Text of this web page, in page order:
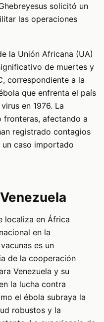
solicitó un
las operaciones
la Unión Africana (UA)
de muertes y
correspondiente a la
que enfrenta el país
en 1976. La
fronteras, afectando a
registrado contagios
caso importado
localiza en África
en la
es un
de la cooperación
Venezuela y su
la lucha contra
el ébola subraya la
robustos y la